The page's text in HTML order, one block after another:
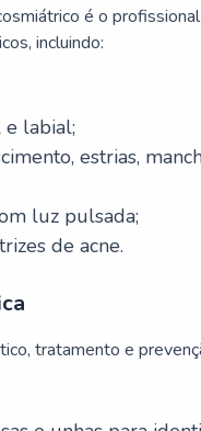
é o
incluindo:
e labial;
estrias,
luz pulsada;
de acne.
tratamento e